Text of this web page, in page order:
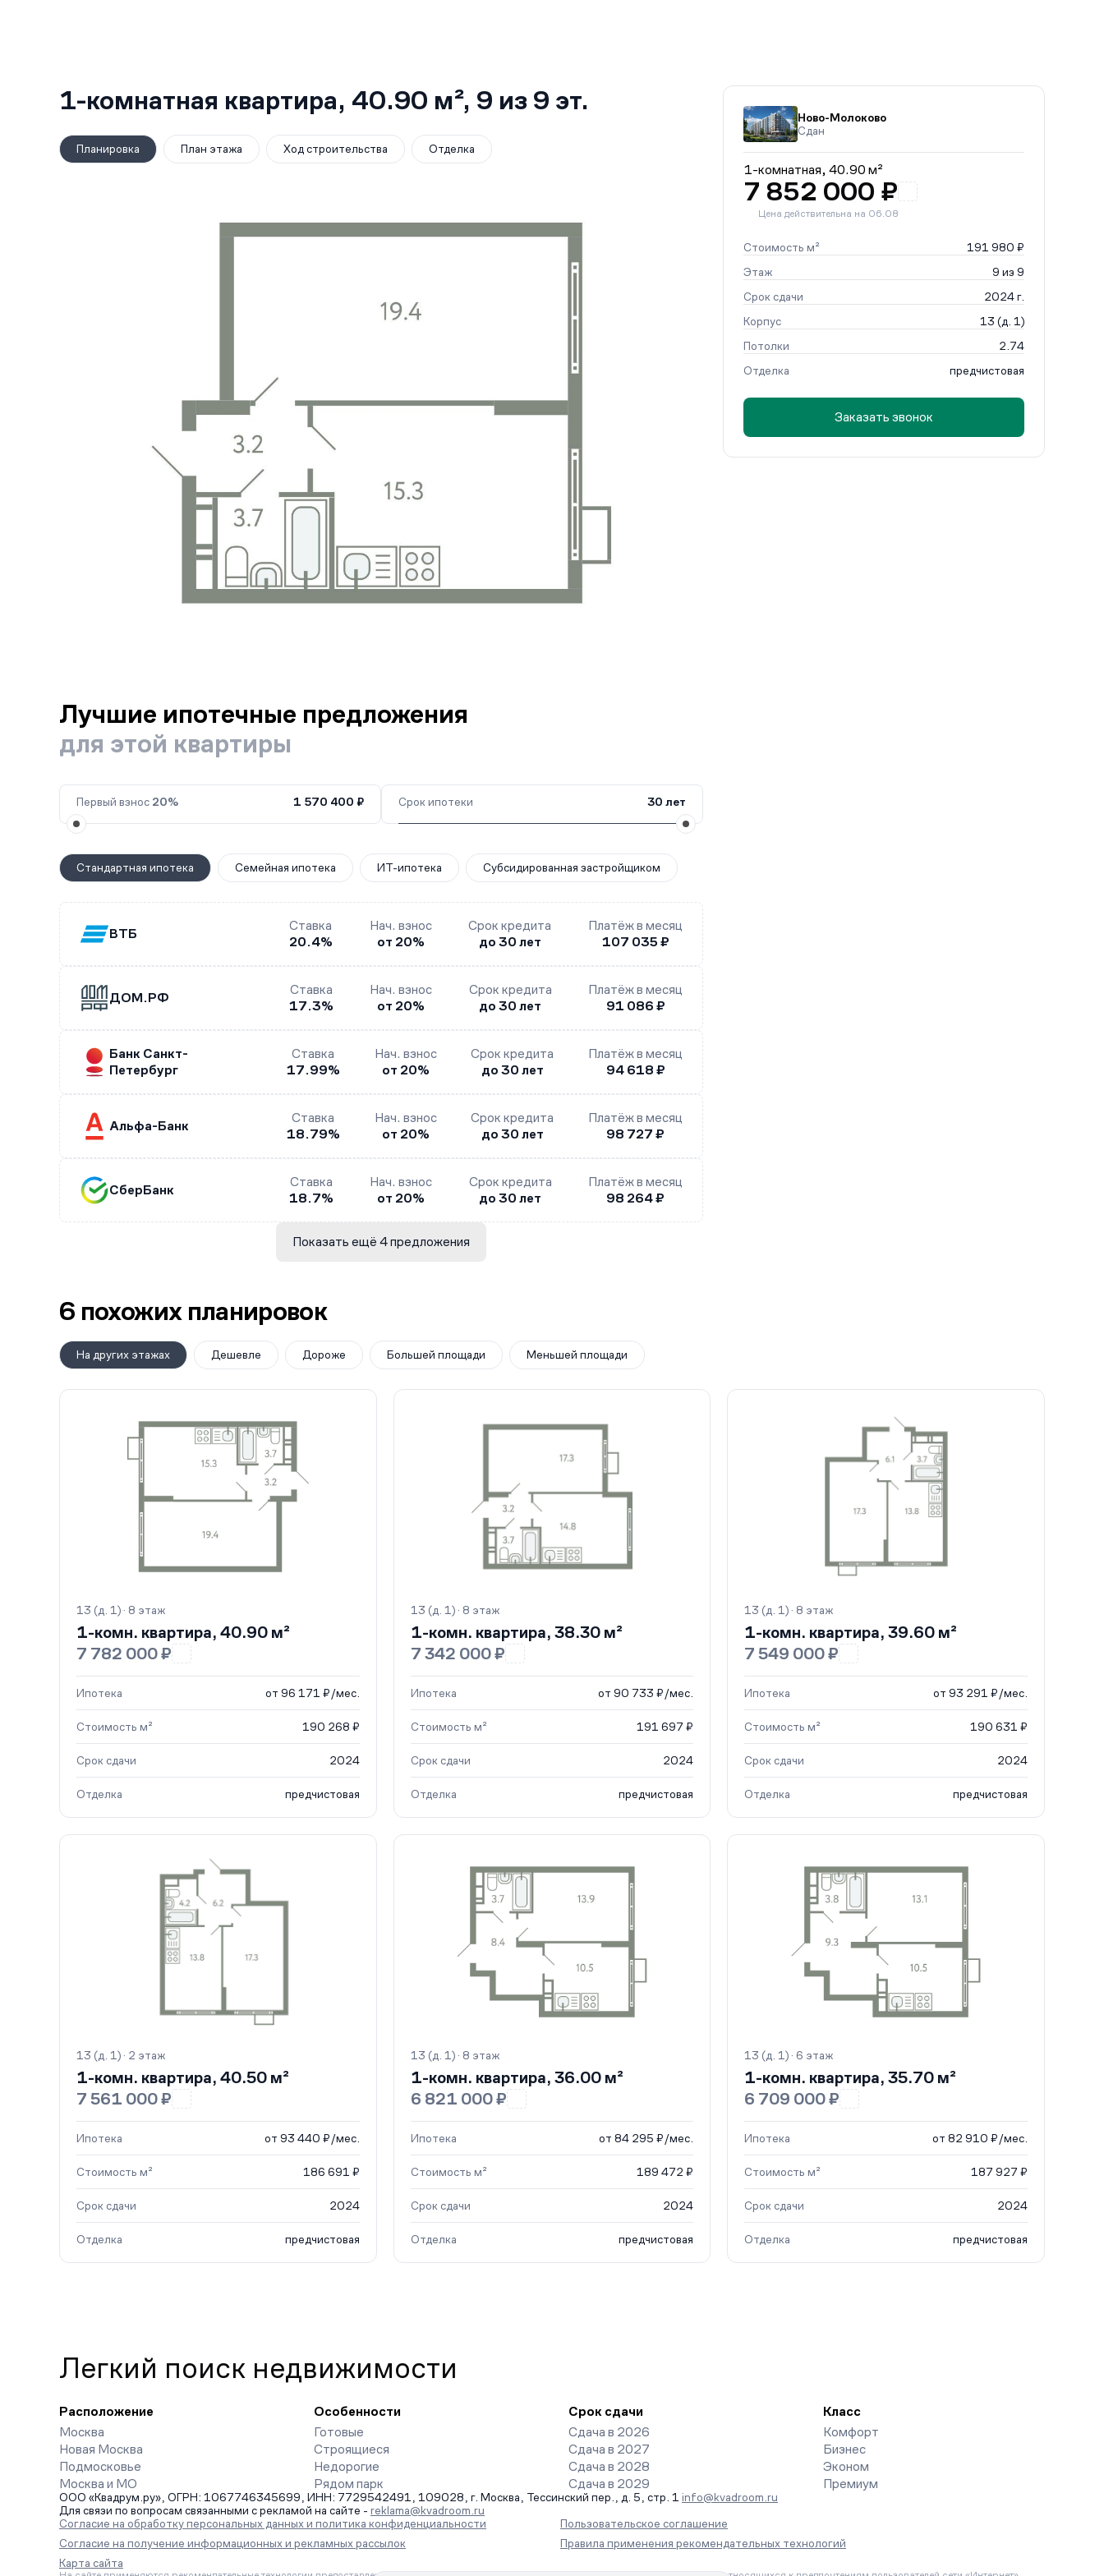
1-комнатная квартира, 40.90 м², 9 из 9 эт.
Планировка План этажа Ход строительства Отделка
Ново-Молоково
Сдан
1-комнатная, 40.90 м²
7 852 000 ₽
Цена действительна на 06.08
Стоимость м²
191 980 ₽
Этаж
9 из 9
Срок сдачи
2024 г.
Корпус
13 (д. 1)
Потолки
2.74
Отделка
предчистовая
Заказать звонок
Лучшие ипотечные предложения
для этой квартиры
Первый взнос 20% 1 570 400 ₽ Срок ипотеки 30 лет
Стандартная ипотека Семейная ипотека ИТ-ипотека Субсидированная застройщиком
ВТБ
Ставка
20.4%
Нач. взнос
от 20%
Срок кредита
до 30 лет
Платёж в месяц
107 035 ₽
ДОМ.РФ
Ставка
17.3%
Нач. взнос
от 20%
Срок кредита
до 30 лет
Платёж в месяц
91 086 ₽
Банк Санкт-
Петербург
Ставка
17.99%
Нач. взнос
от 20%
Срок кредита
до 30 лет
Платёж в месяц
94 618 ₽
Альфа-Банк
Ставка
18.79%
Нач. взнос
от 20%
Срок кредита
до 30 лет
Платёж в месяц
98 727 ₽
СберБанк
Ставка
18.7%
Нач. взнос
от 20%
Срок кредита
до 30 лет
Платёж в месяц
98 264 ₽
Показать ещё 4 предложения
6 похожих планировок
На других этажах Дешевле Дороже Большей площади Меньшей площади
13 (д. 1) · 8 этаж
1-комн. квартира, 40.90 м²
7 782 000 ₽
Ипотека от 96 171 ₽/мес.
Стоимость м² 190 268 ₽
Срок сдачи 2024
Отделка предчистовая
13 (д. 1) · 8 этаж
1-комн. квартира, 38.30 м²
7 342 000 ₽
Ипотека от 90 733 ₽/мес.
Стоимость м² 191 697 ₽
Срок сдачи 2024
Отделка предчистовая
13 (д. 1) · 8 этаж
1-комн. квартира, 39.60 м²
7 549 000 ₽
Ипотека от 93 291 ₽/мес.
Стоимость м² 190 631 ₽
Срок сдачи 2024
Отделка предчистовая
13 (д. 1) · 2 этаж
1-комн. квартира, 40.50 м²
7 561 000 ₽
Ипотека от 93 440 ₽/мес.
Стоимость м² 186 691 ₽
Срок сдачи 2024
Отделка предчистовая
13 (д. 1) · 8 этаж
1-комн. квартира, 36.00 м²
6 821 000 ₽
Ипотека от 84 295 ₽/мес.
Стоимость м² 189 472 ₽
Срок сдачи 2024
Отделка предчистовая
13 (д. 1) · 6 этаж
1-комн. квартира, 35.70 м²
6 709 000 ₽
Ипотека от 82 910 ₽/мес.
Стоимость м² 187 927 ₽
Срок сдачи 2024
Отделка предчистовая
Легкий поиск недвижимости
Расположение
Москва
Новая Москва
Подмосковье
Москва и МО
Особенности
Готовые
Строящиеся
Недорогие
Рядом парк
Срок сдачи
Сдача в 2026
Сдача в 2027
Сдача в 2028
Сдача в 2029
Класс
Комфорт
Бизнес
Эконом
Премиум
ООО «Квадрум.ру», ОГРН: 1067746345699, ИНН: 7729542491, 109028, г. Москва, Тессинский пер., д. 5, стр. 1 info@kvadroom.ru
Для связи по вопросам связанными с рекламой на сайте - reklama@kvadroom.ru
Согласие на обработку персональных данных и политика конфиденциальности
Пользовательское соглашение
Согласие на получение информационных и рекламных рассылок
Правила применения рекомендательных технологий
Карта сайта